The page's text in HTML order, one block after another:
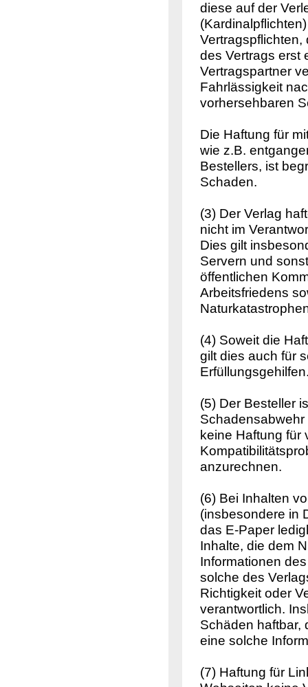
diese auf der
des Vertrags erst
Vertragspartner
Fahrlässigkeit
vorhersehbaren
Die Haftung für
wie z.B.
Bestellers, ist
Schaden.
(3) Der Verlag
nicht im
Dies gilt
Servern und
öffentlichen
Arbeitsfriedens
(4) Soweit die
gilt dies auch für
(5) Der Besteller
Schadensabwehr
keine Haftung für
anzurechnen.
(6) Bei Inhalten
(insbesondere in
das E-Paper
Inhalte, die dem
Informationen
solche des
Richtigkeit oder
verantwortlich.
Schäden haftbar,
eine solche
(7) Haftung für